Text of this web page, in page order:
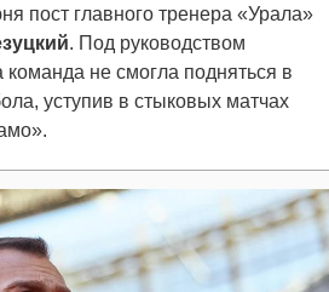
пост главного тренера «Урала»
. Под руководством
команда не смогла подняться в
уступив в стыковых матчах